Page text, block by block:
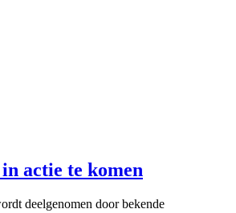
actie te komen
deelgenomen door bekende